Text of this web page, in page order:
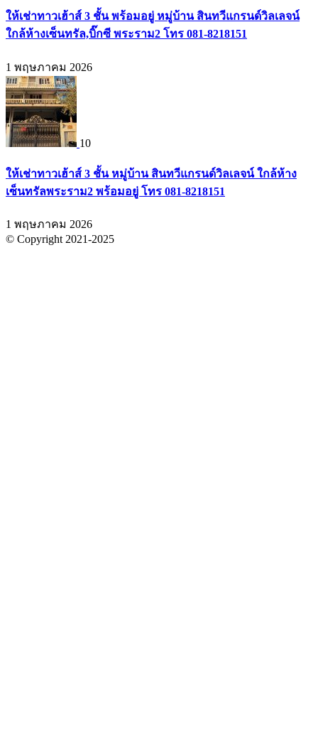
ให้เช่าทาวเฮ้าส์ 3 ชั้น พร้อมอยู่ หมู่บ้าน สินทวีแกรนด์วิลเลจน์
ใกล้ห้างเซ็นทรัล,บิ๊กซี พระราม2 โทร 081-8218151
1 พฤษภาคม 2026
10
ให้เช่าทาวเฮ้าส์ 3 ชั้น หมู่บ้าน สินทวีแกรนด์วิลเลจน์ ใกล้ห้าง
เซ็นทรัลพระราม2 พร้อมอยู่ โทร 081-8218151
1 พฤษภาคม 2026
© Copyright 2021-2025